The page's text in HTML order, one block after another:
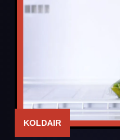
KOLDAIR